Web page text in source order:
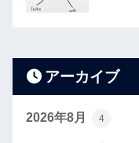
アーカイブ
2026年8月 4